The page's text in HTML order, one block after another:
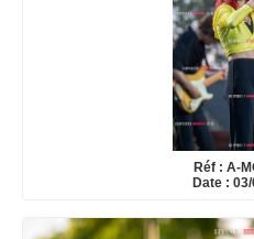
Réf : A-
Date :